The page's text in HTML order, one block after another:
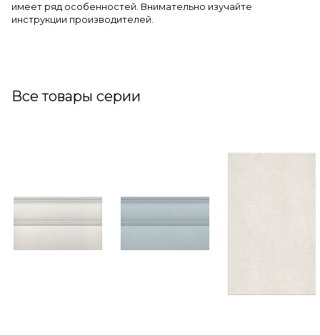
имеет ряд особенностей. Внимательно изучайте
инструкции производителей.
Все товары серии